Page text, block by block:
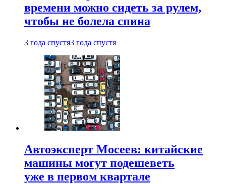
времени можно сидеть за рулем,
чтобы не болела спина
3 года спустя3 года спустя
Автоэксперт Мосеев: китайские
машины могут подешеветь
уже в первом квартале